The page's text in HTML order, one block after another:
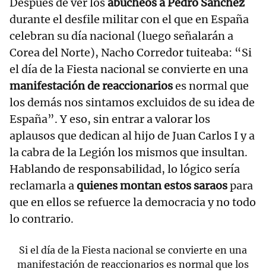
durante el desfile militar con el que en España
celebran su día nacional (luego señalarán a
Corea del Norte), Nacho Corredor tuiteaba: “Si
el día de la Fiesta nacional se convierte en una
manifestación de reaccionarioses normal que
los demás nos sintamos excluidos de su idea de
España”. Y eso, sin entrar a valorar los
aplausos que dedican al hijo de Juan Carlos I y a
la cabra de la Legión los mismos que insultan.
Hablando de responsabilidad, lo lógico sería
reclamarla aquienes montan estos saraospara
que en ellos se refuerce la democracia y no todo
lo contrario.
Si el día de la Fiesta nacional se convierte en una
manifestación de reaccionarios es normal que los